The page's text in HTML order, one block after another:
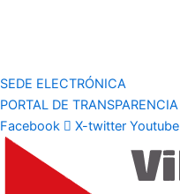
SEDE ELECTRÓNICA
PORTAL DE TRANSPARENCIA
Facebook
X-twitter Youtube